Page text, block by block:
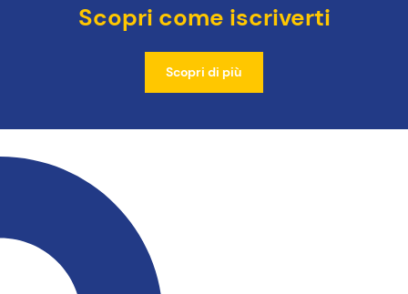
Scopri come iscriverti
Scopri di più